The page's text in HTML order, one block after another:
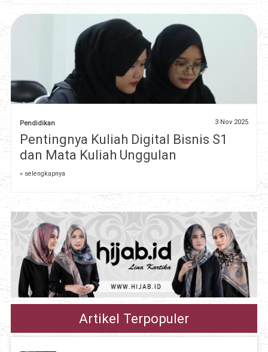
Pendidikan 3 Nov 2025
Pentingnya Kuliah Digital Bisnis S1
dan Mata Kuliah Unggulan
» selengkapnya
Artikel Terpopuler